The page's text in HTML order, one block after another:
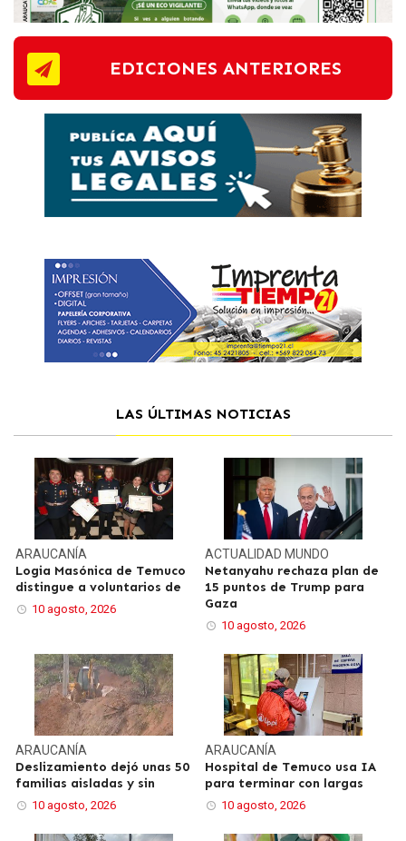
EDICIONES ANTERIORES
LAS ÚLTIMAS NOTICIAS
ARAUCANÍA
Logia Masónica de Temuco
distingue a voluntarios de
10 agosto, 2026
ACTUALIDAD MUNDO
Netanyahu rechaza plan de
15 puntos de Trump para
Gaza
10 agosto, 2026
ARAUCANÍA
Deslizamiento dejó unas 50
familias aisladas y sin
10 agosto, 2026
ARAUCANÍA
Hospital de Temuco usa IA
para terminar con largas
10 agosto, 2026